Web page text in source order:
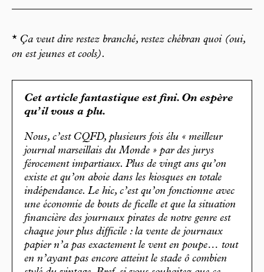
* Ça veut dire restez branché, restez chébran quoi (oui,
on est jeunes et cools).
Cet article fantastique est fini. On espère
qu’il vous a plu.
Nous, c’est CQFD, plusieurs fois élu « meilleur
journal marseillais du Monde » par des jurys
férocement impartiaux. Plus de vingt ans qu’on
existe et qu’on aboie dans les kiosques en totale
indépendance. Le hic, c’est qu’on fonctionne avec
une économie de bouts de ficelle et que la situation
financière des journaux pirates de notre genre est
chaque jour plus difficile : la vente de journaux
papier n’a pas exactement le vent en poupe… tout
en n’ayant pas encore atteint le stade ô combien